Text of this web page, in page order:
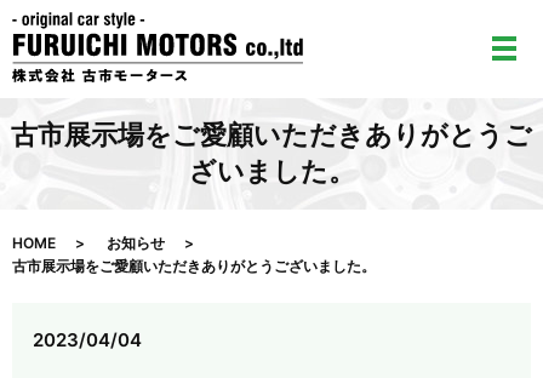
メ
古市展示場をご愛顧いただきありがとうご
ざいました。
HOME
お知らせ
古市展示場をご愛顧いただきありがとうございました。
2023/04/04